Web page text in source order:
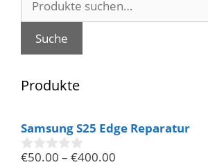
nach:
Suche
Produkte
Samsung S25 Edge Reparatur
0
€50.00 – €400.00